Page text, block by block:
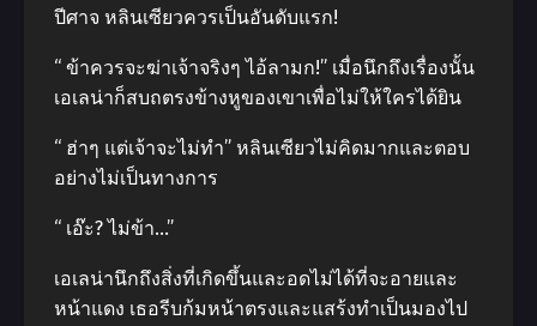
ปีศาจ หลินเซียวควรเป็นอันดับแรก!
“ ข้าควรจะฆ่าเจ้าจริงๆ ไอ้ลามก!” เมื่อนึกถึงเรื่องนั้น
เอเลน่าก็สบถตรงข้างหูของเขาเพื่อไม่ให้ใครได้ยิน
“ ฮ่าๆ แต่เจ้าจะไม่ทำ” หลินเซียวไม่คิดมากและตอบ
อย่างไม่เป็นทางการ
“ เอ๊ะ? ไม่ข้า…”
เอเลน่านึกถึงสิ่งที่เกิดขึ้นและอดไม่ได้ที่จะอายและ
หน้าแดง เธอรีบก้มหน้าตรงและแสร้งทำเป็นมองไป